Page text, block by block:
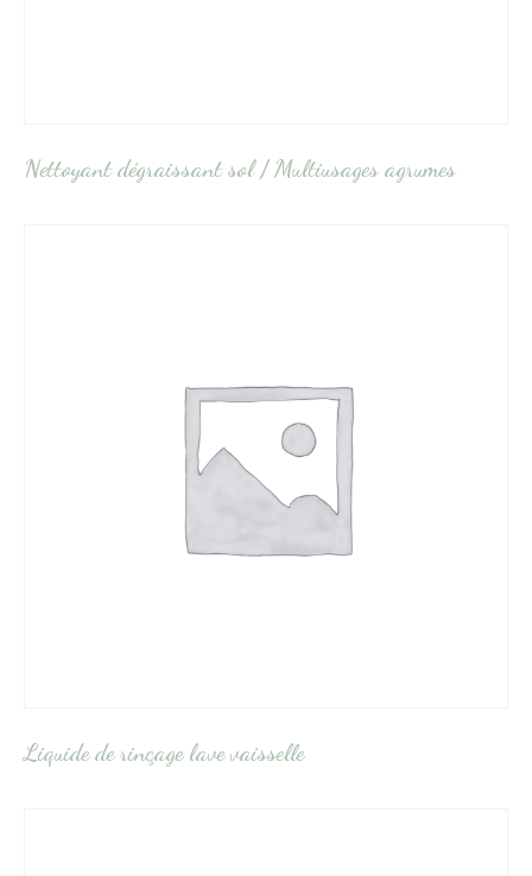
Nettoyant dégraissant sol / Multiusages agrumes
Liquide de rinçage lave vaisselle